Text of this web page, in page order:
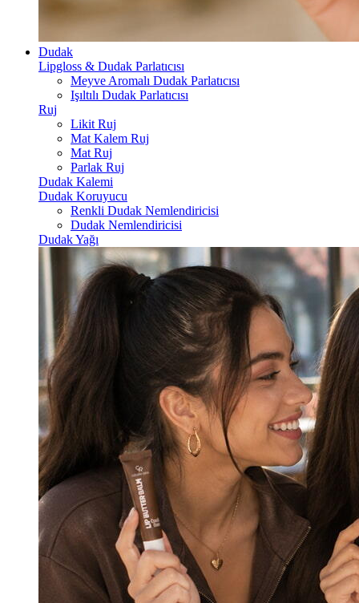
Dudak
Lipgloss & Dudak Parlatıcısı
Meyve Aromalı Dudak Parlatıcısı
Işıltılı Dudak Parlatıcısı
Ruj
Likit Ruj
Mat Kalem Ruj
Mat Ruj
Parlak Ruj
Dudak Kalemi
Dudak Koruyucu
Renkli Dudak Nemlendiricisi
Dudak Nemlendiricisi
Dudak Yağı